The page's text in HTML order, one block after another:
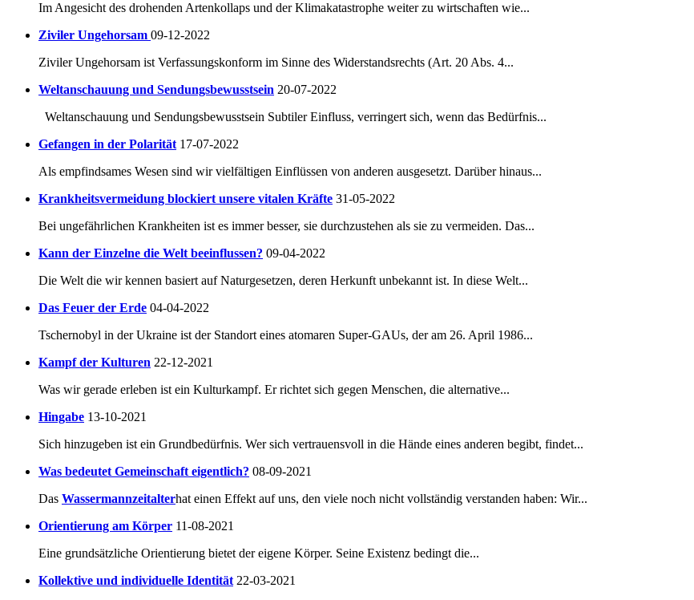
Im Angesicht des drohenden Artenkollaps und der Klimakatastrophe weiter zu wirtschaften wie...
Ziviler Ungehorsam 09-12-2022
Ziviler Ungehorsam ist Verfassungskonform im Sinne des Widerstandsrechts (Art. 20 Abs. 4...
Weltanschauung und Sendungsbewusstsein 20-07-2022
Weltanschauung und Sendungsbewusstsein Subtiler Einfluss, verringert sich, wenn das Bedürfnis...
Gefangen in der Polarität 17-07-2022
Als empfindsames Wesen sind wir vielfältigen Einflüssen von anderen ausgesetzt. Darüber hinaus...
Krankheitsvermeidung blockiert unsere vitalen Kräfte 31-05-2022
Bei ungefährlichen Krankheiten ist es immer besser, sie durchzustehen als sie zu vermeiden. Das...
Kann der Einzelne die Welt beeinflussen? 09-04-2022
Die Welt die wir kennen basiert auf Naturgesetzen, deren Herkunft unbekannt ist. In diese Welt...
Das Feuer der Erde 04-04-2022
Tschernobyl in der Ukraine ist der Standort eines atomaren Super-GAUs, der am 26. April 1986...
Kampf der Kulturen 22-12-2021
Was wir gerade erleben ist ein Kulturkampf. Er richtet sich gegen Menschen, die alternative...
Hingabe 13-10-2021
Sich hinzugeben ist ein Grundbedürfnis. Wer sich vertrauensvoll in die Hände eines anderen begibt, findet...
Was bedeutet Gemeinschaft eigentlich? 08-09-2021
Das Wassermannzeitalterhat einen Effekt auf uns, den viele noch nicht vollständig verstanden haben: Wir...
Orientierung am Körper 11-08-2021
Eine grundsätzliche Orientierung bietet der eigene Körper. Seine Existenz bedingt die...
Kollektive und individuelle Identität 22-03-2021